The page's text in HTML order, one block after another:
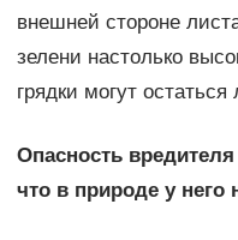
внешней стороне
зелени настолько
грядки могут
Опасность
что в природе у него